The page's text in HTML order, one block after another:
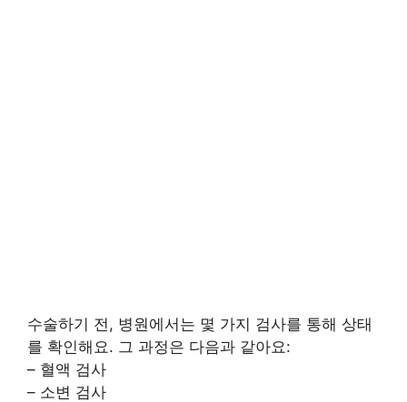
수술하기 전, 병원에서는 몇 가지 검사를 통해 상태
를 확인해요. 그 과정은 다음과 같아요:
– 혈액 검사
– 소변 검사